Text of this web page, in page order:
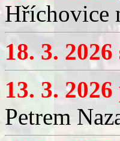
Hříchovice
18. 3.
13. 3.
Petrem